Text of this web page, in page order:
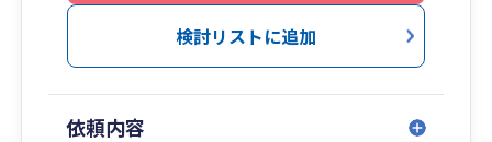
不要となることもポイントです。
堅苦しくない会計事務所ですので、お気軽にお
検討リストに追加
依頼内容